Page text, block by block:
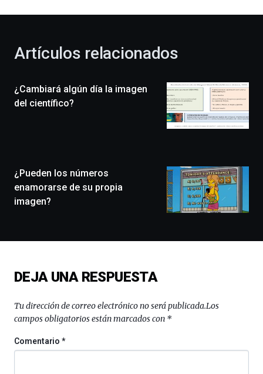
celebración
novena
edición
un
festival
que
llenará
de
conferencias,
y
espectáculos
ciencia
del
Artículos relacionados
¿Cambiará algún día la imagen
del científico?
¿Pueden los números
enamorarse de su propia
imagen?
DEJA UNA RESPUESTA
Tu dirección de correo electrónico no será publicada.Los
campos obligatorios están marcados con *
Comentario*